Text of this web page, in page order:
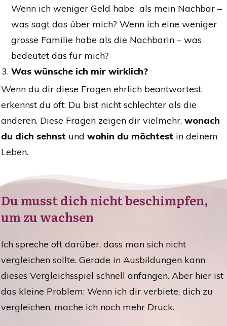
Wenn ich weniger Geld habe als mein Nachbar –
was sagt das über mich? Wenn ich eine weniger
grosse Familie habe als die Nachbarin – was
bedeutet das für mich?
Was wünsche ich mir wirklich?
Wenn du dir diese Fragen ehrlich beantwortest,
erkennst du oft: Du bist nicht schlechter als die
anderen. Diese Fragen zeigen dir vielmehr, wonach
du dich sehnst und wohin du möchtest in deinem
Leben.
Du musst dich nicht beschimpfen,
um zu wachsen
Ich spreche oft darüber, dass man sich nicht
vergleichen sollte. Gerade in Ausbildungen kann
dieses Vergleichsspiel schnell anfangen. Aber hier ist
das kleine Problem: Wenn ich dir verbiete, dich zu
vergleichen, mache ich noch mehr Druck.